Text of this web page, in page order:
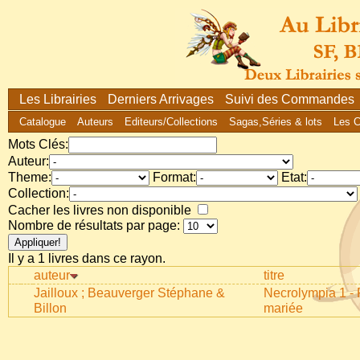
Les Librairies Derniers Arrivages Suivi des Commandes
Catalogue Auteurs Editeurs/Collections Sagas,Séries & lots Les
Mots Clés:
Auteur:
Theme:
Format:
Etat:
Collection:
Cacher les livres non disponible
Nombre de résultats par page:
Il y a 1 livres dans ce rayon.
auteur
titre
Jailloux ; Beauverger Stéphane &
Billon
Necrolympia 1 -
mariée